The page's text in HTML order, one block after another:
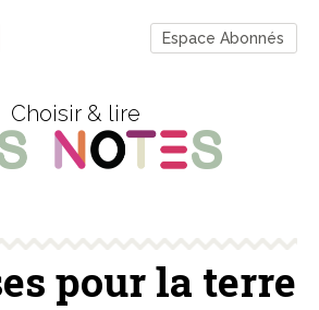
Espace Abonnés
Choisir & lire
pour la terre